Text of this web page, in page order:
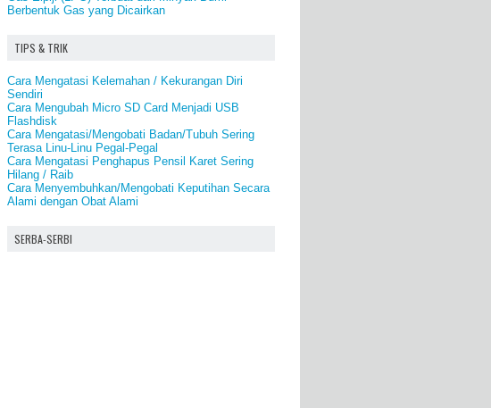
Berbentuk Gas yang Dicairkan
TIPS & TRIK
Cara Mengatasi Kelemahan / Kekurangan Diri
Sendiri
Cara Mengubah Micro SD Card Menjadi USB
Flashdisk
Cara Mengatasi/Mengobati Badan/Tubuh Sering
Terasa Linu-Linu Pegal-Pegal
Cara Mengatasi Penghapus Pensil Karet Sering
Hilang / Raib
Cara Menyembuhkan/Mengobati Keputihan Secara
Alami dengan Obat Alami
SERBA-SERBI